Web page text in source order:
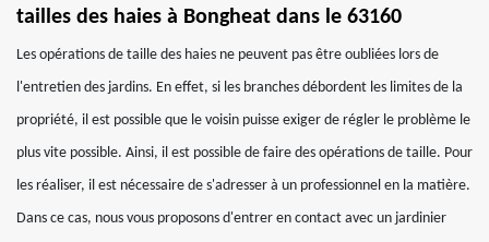
tailles des haies à Bongheat dans le 63160
Les opérations de taille des haies ne peuvent pas être oubliées lors de
l'entretien des jardins. En effet, si les branches débordent les limites de la
propriété, il est possible que le voisin puisse exiger de régler le problème le
plus vite possible. Ainsi, il est possible de faire des opérations de taille. Pour
les réaliser, il est nécessaire de s'adresser à un professionnel en la matière.
Dans ce cas, nous vous proposons d'entrer en contact avec un jardinier